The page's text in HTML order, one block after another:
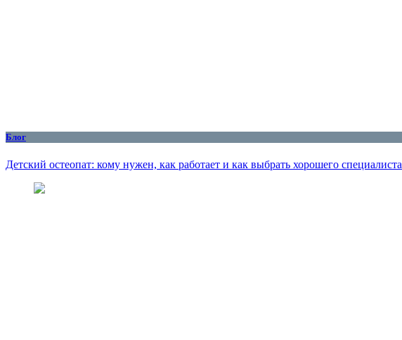
Блог
Детский остеопат: кому нужен, как работает и как выбрать хорошего специалиста